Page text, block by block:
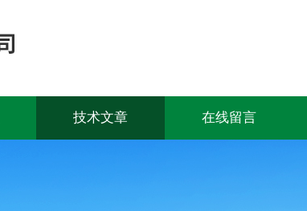
技术文章 在线留言